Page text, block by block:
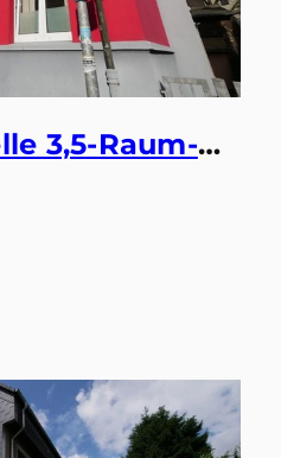
Moderne & helle 3,5-Raum-Dachgeschosswohnung mit guter Aufteilung in sehr guter Lage von Buer-Mitte